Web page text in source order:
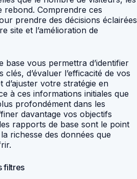
rebond. Comprendre ces
prendre des décisions éclairées
site et l’amélioration de
base vous permettra d’identifier
d’évaluer l’efficacité de vos
d’ajuster votre stratégie en
à ces informations initiales que
profondément dans les
davantage vos objectifs
rapports de base sont le point
richesse des données que
filtres